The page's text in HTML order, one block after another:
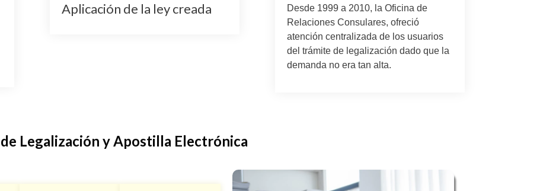
Aplicación de la ley creada
Desde 1999 a 2010, la Oficina de
Relaciones Consulares, ofreció
atención centralizada de los usuarios
del trámite de legalización dado que la
demanda no era tan alta.
Legalización y Apostilla Electrónica